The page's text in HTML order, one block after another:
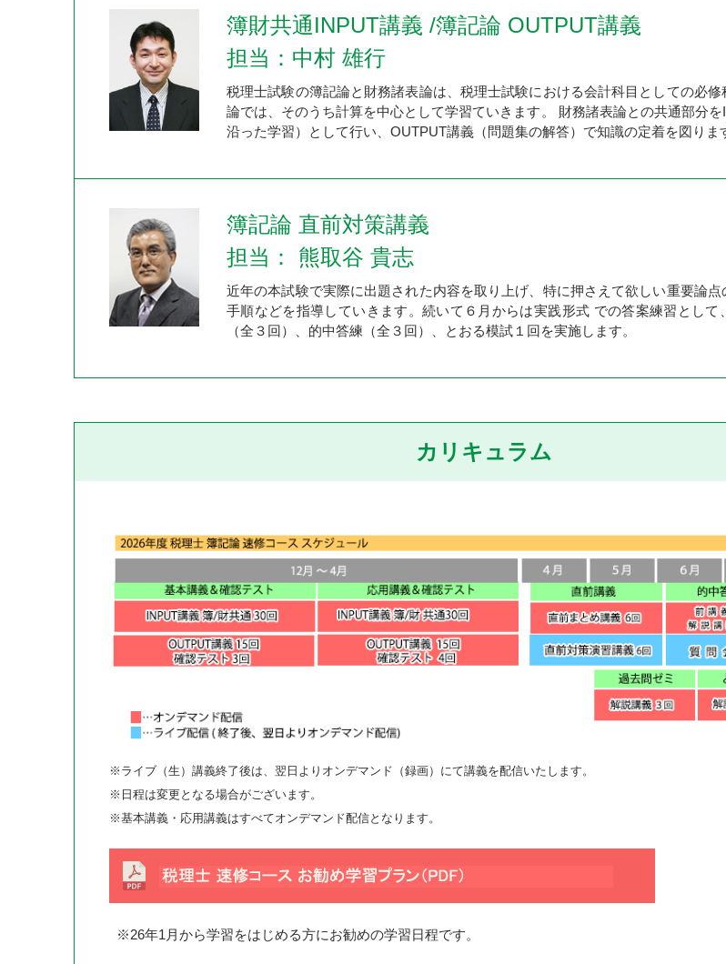
簿財共通INPUT講義 /簿記論 OUTPUT講義
担当：中村 雄行
税理士試験の簿記論と財務諸表論は、税理士試験における会計科目としての必
論では、そのうち計算を中心として学習ていきます。 財務諸表論との共通部分
沿った学習）として行い、OUTPUT講義（問題集の解答）で知識の定着を図りま
簿記論 直前対策講義
担当： 熊取谷 貴志
近年の本試験で実際に出題された内容を取り上げ、特に押さえて欲しい重要論
手順などを指導していきます。続いて６月からは実践形式 での答案練習として
（全３回）、的中答練（全３回）、とおる模試１回を実施します。
カリキュラム
※ライブ（生）講義終了後は、翌日よりオンデマンド（録画）にて講義を配信いたします。
※日程は変更となる場合がございます。
※基本講義・応用講義はすべてオンデマンド配信となります。
※26年1月から学習をはじめる方にお勧めの学習日程です。